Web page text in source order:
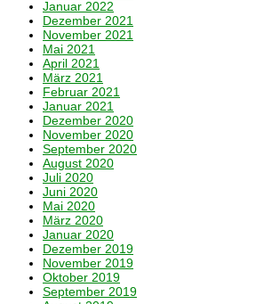
Januar 2022
Dezember 2021
November 2021
Mai 2021
April 2021
März 2021
Februar 2021
Januar 2021
Dezember 2020
November 2020
September 2020
August 2020
Juli 2020
Juni 2020
Mai 2020
März 2020
Januar 2020
Dezember 2019
November 2019
Oktober 2019
September 2019